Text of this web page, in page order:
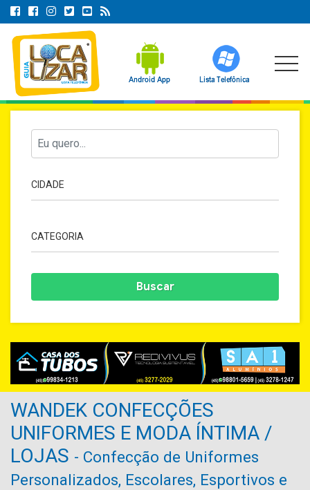
WANDEK CONFECÇÕES
UNIFORMES E MODA ÍNTIMA /
LOJAS - Confecção de Uniformes
Personalizados, Escolares, Esportivos e